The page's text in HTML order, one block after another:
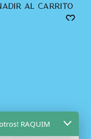
al carrito
RAQUIM